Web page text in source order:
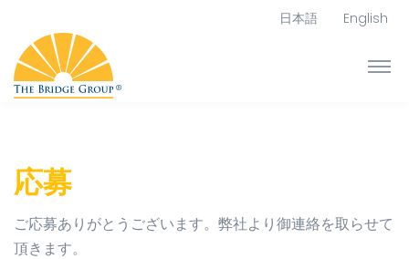
日本語 English
応募
ご応募ありがとうございます。弊社より御連絡を取らせて
頂きます。